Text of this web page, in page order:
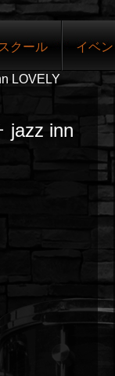
クール イベン
LOVELY
jazz inn